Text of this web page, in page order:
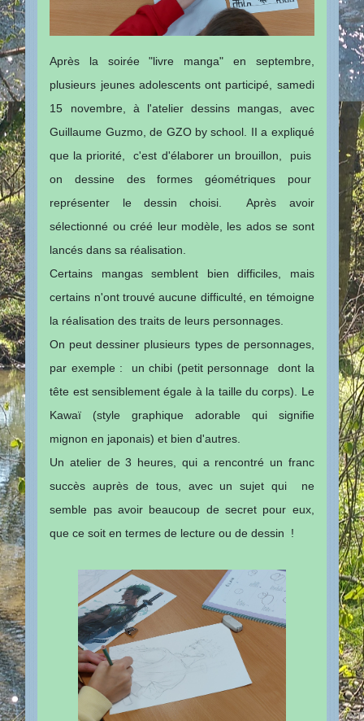
Après la soirée "livre manga" en septembre,
plusieurs jeunes adolescents ont participé, samedi
15 novembre, à l'atelier dessins mangas, avec
Guillaume Guzmo, de GZO by school. II a expliqué
que la priorité, c'est d'élaborer un brouillon, puis
on dessine des formes géométriques pour
représenter le dessin choisi. Après avoir
sélectionné ou créé leur modèle, les ados se sont
lancés dans sa réalisation.
Certains mangas semblent bien difficiles, mais
certains n'ont trouvé aucune difficulté, en témoigne
la réalisation des traits de leurs personnages.
On peut dessiner plusieurs types de personnages,
par exemple : un chibi (petit personnage dont la
tête est sensiblement égale à la taille du corps). Le
Kawaï (style graphique adorable qui signifie
mignon en japonais) et bien d'autres.
Un atelier de 3 heures, qui a rencontré un franc
succès auprès de tous, avec un sujet qui ne
semble pas avoir beaucoup de secret pour eux,
que ce soit en termes de lecture ou de dessin !